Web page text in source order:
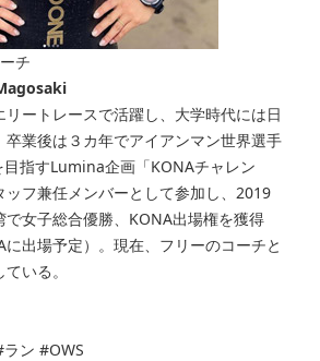
チ
リートレースで活躍し、大学時代には日
卒業後は３カ年でアイアンマン世界選手
指すLumina企画「KONAチャレン
ッフ兼任メンバーとして参加し、2019
で女子総合優勝、KONA出場権を獲得
に出場予定）。現在、フリーのコーチと
いる。
ン #OWS